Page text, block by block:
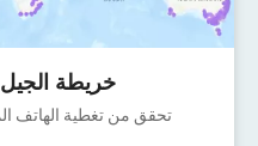
خريطة
تحقق من تغطية الهاتف